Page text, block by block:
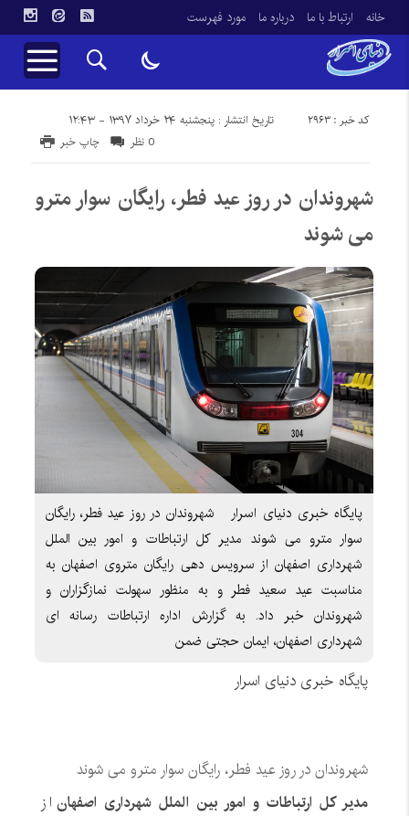
خانه ارتباط با ما درباره ما مورد فهرست
تاریخ انتشار : پنجشنبه ۲۴ خرداد ۱۳۹۷ - ۱۲:۴۳ کد خبر : 2963
چاپ خبر 0 نظر
شهروندان در روز عید فطر، رایگان سوار مترو
می شوند
پایگاه خبری دنیای اسرار شهروندان در روز عید فطر، رایگان
سوار مترو می شوند مدیر کل ارتباطات و امور بین الملل
شهرداری اصفهان از سرویس دهی رایگان متروی اصفهان به
مناسبت عید سعید فطر و به منظور سهولت نمازگزاران و
شهروندان خبر داد. به گزارش اداره ارتباطات رسانه ای
شهرداری اصفهان، ایمان حجتی ضمن
پایگاه خبری دنیای اسرار
شهروندان در روز عید فطر، رایگان سوار مترو می شوند
مدیر کل ارتباطات و امور بین الملل شهرداری اصفهان از